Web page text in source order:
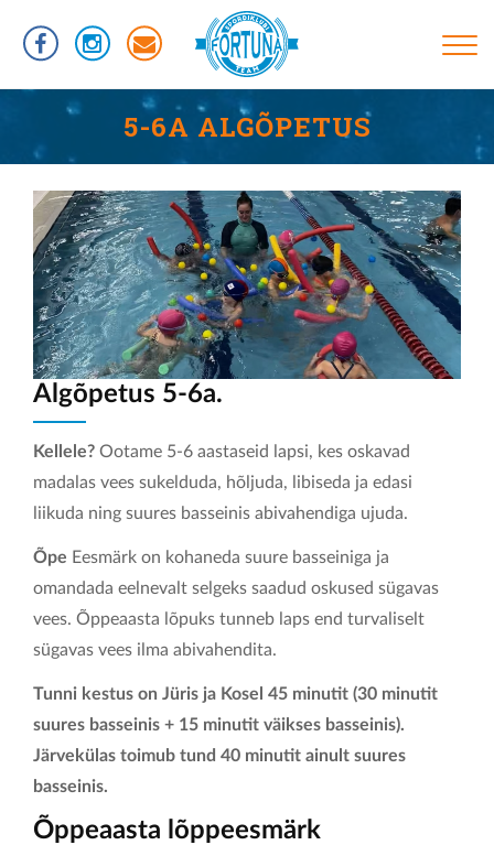
edasi
PõhinavigatsioonTREENINGUD
RÜHMAD
UJUMISTASEMED
KASULIKUD LINGID
VÕISTLUSED
KLUBIST
SPORTLASED
REKORDID
5-6A ALGÕPETUS
Algõpetus 5-6a.
Kellele? Ootame 5-6 aastaseid lapsi, kes oskavad
madalas vees sukelduda, hõljuda, libiseda ja edasi
liikuda ning suures basseinis abivahendiga ujuda.
Õpe Eesmärk on kohaneda suure basseiniga ja
omandada eelnevalt selgeks saadud oskused sügavas
vees. Õppeaasta lõpuks tunneb laps end turvaliselt
sügavas vees ilma abivahendita.
Tunni kestus on Jüris ja Kosel 45 minutit (30 minutit
suures basseinis + 15 minutit väikses basseinis).
Järvekülas toimub tund 40 minutit ainult suures
basseinis.
Õppeaasta lõppeesmärk